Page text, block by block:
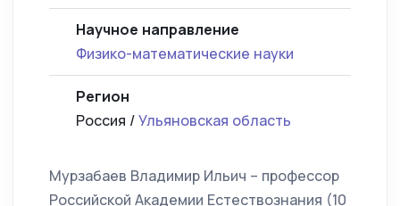
Научное направление
Физико-математические науки
Регион
Россия /Ульяновская область
Мурзабаев Владимир Ильич – профессор
Российской Академии Естествознания (10